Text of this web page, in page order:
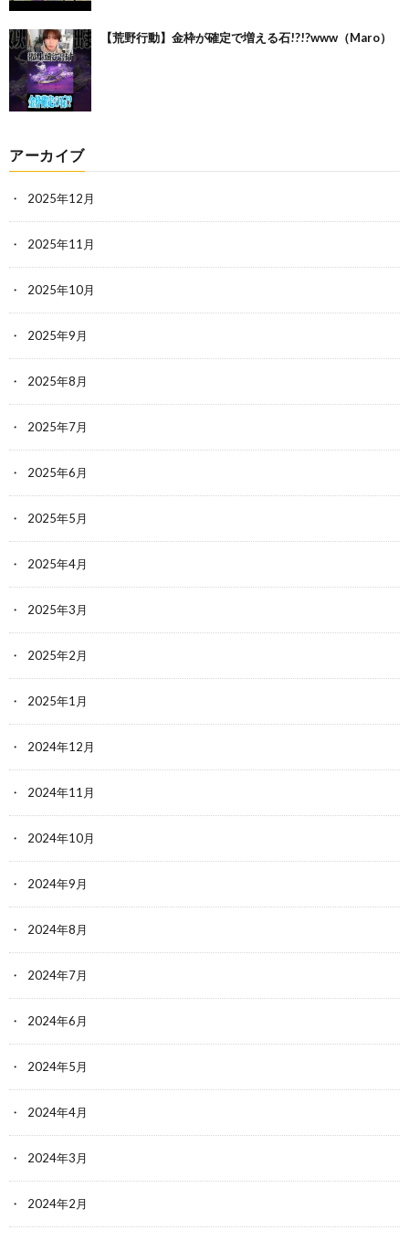
【荒野行動】金枠が確定で増える石!?!?www（Maro）
アーカイブ
2025年12月
2025年11月
2025年10月
2025年9月
2025年8月
2025年7月
2025年6月
2025年5月
2025年4月
2025年3月
2025年2月
2025年1月
2024年12月
2024年11月
2024年10月
2024年9月
2024年8月
2024年7月
2024年6月
2024年5月
2024年4月
2024年3月
2024年2月